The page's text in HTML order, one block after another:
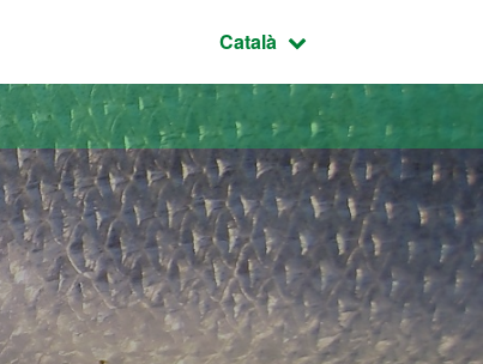
Idioma seleccionat:
Català